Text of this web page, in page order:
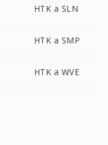
HTK a SLN
HTK a SMP
HTK a WVE